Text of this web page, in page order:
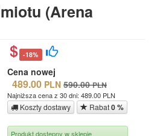
(Arena
-18%
Cena nowej
489.00 PLN 590.00 PLN
Najniższa cena z 30 dni: 489.00 PLN
Koszty dostawy Rabat0 %
Produkt dostępny w sklepie